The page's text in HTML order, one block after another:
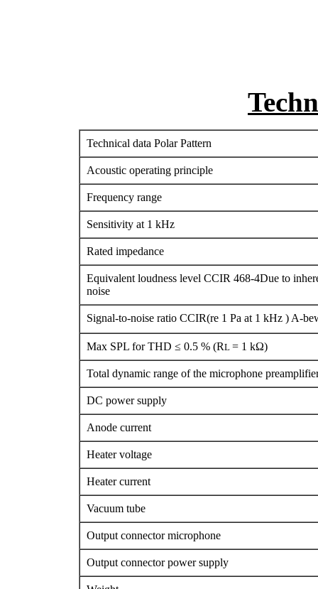
Technical data Polar Pattern
Acoustic operating principle
Frequency range
Sensitivity at 1 kHz
Rated impedance
Equivalent loudness level CCIR 468-4Due to
noise
Signal-to-noise ratio CCIR(re 1 Pa at 1 kHz ) A-
Max SPL for THD ≤ 0.5 % (RL = 1 kΩ)
Total dynamic range of the microphone
DC power supply
Anode current
Heater voltage
Heater current
Vacuum tube
Output connector microphone
Output connector power supply